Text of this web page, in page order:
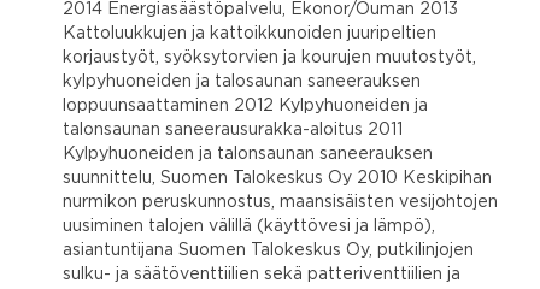
2014 Energiasäästöpalvelu, Ekonor/Ouman 2013
Kattoluukkujen ja kattoikkunoiden juuripeltien
korjaustyöt, syöksytorvien ja kourujen muutostyöt,
kylpyhuoneiden ja talosaunan saneerauksen
loppuunsaattaminen 2012 Kylpyhuoneiden ja
talonsaunan saneerausurakka-aloitus 2011
Kylpyhuoneiden ja talonsaunan saneerauksen
suunnittelu, Suomen Talokeskus Oy 2010 Keskipihan
nurmikon peruskunnostus, maansisäisten vesijohtojen
uusiminen talojen välillä (käyttövesi ja lämpö),
asiantuntijana Suomen Talokeskus Oy, putkilinjojen
sulku- ja säätöventtiilien sekä patteriventtiilien ja